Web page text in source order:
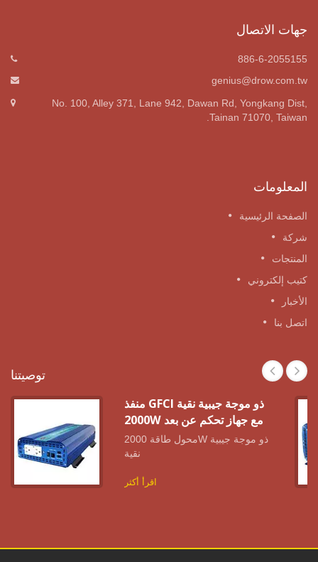
جهات الاتصال
886-6-2055155
genius@drow.com.tw
No. 100, Alley 371, Lane 942, Dawan Rd, Yongkang Dist,
Tainan 71070, Taiwan.
المعلومات
الصفحة الرئيسية
شركة
المنتجات
كتيب إلكتروني
الأخبار
اتصل بنا
توصيتنا
منفذ GFCI ذو موجة جيبية نقية
2000W مع جهاز تحكم عن بعد
محول طاقة 2000W ذو موجة جيبية
نقية
اقرأ أكثر